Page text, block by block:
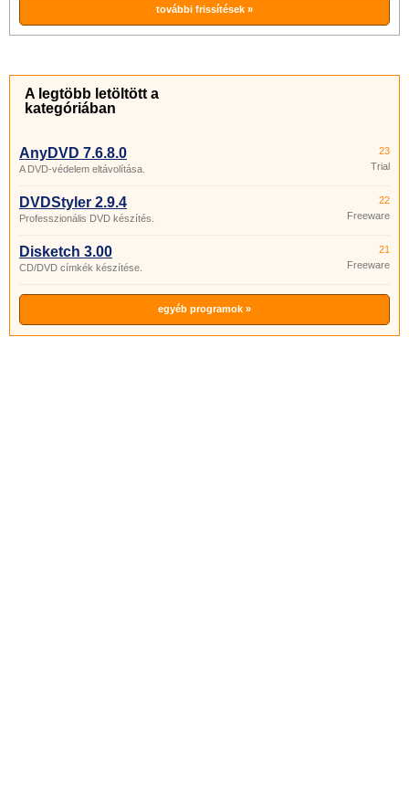
további frissítések »
A legtöbb letöltött a
kategóriában
AnyDVD 7.6.8.0
A DVD-védelem eltávolítása.
23
Trial
DVDStyler 2.9.4
Professzionális DVD készítés.
22
Freeware
Disketch 3.00
CD/DVD címkék készítése.
21
Freeware
egyéb programok »